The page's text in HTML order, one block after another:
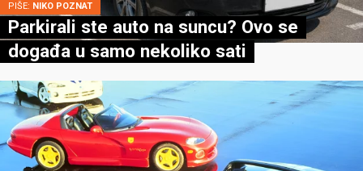
PIŠE: NIKO POZNAT
Parkirali ste auto na suncu? Ovo se
događa u samo nekoliko sati